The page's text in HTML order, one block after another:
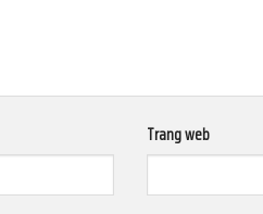
Trang web